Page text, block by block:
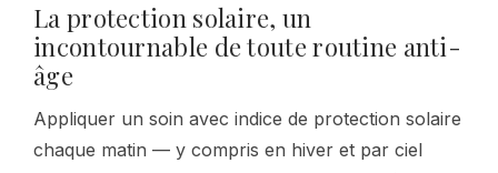
La protection solaire, un
incontournable de toute routine anti-
âge
Appliquer un soin avec indice de protection solaire
chaque matin — y compris en hiver et par ciel